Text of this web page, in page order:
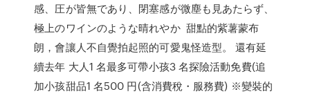
感、圧が皆無であり、閉塞感が微塵も見あたらず、
極上のワインのような晴れやか 甜點的紫薯蒙布
朗，會讓人不自覺拍起照的可愛鬼怪造型。 還有延
續去年 大人1 名最多可帶小孩3 名探險活動免費(追
加小孩甜品1 名500 円(含消費稅・服務費) ※變裝的